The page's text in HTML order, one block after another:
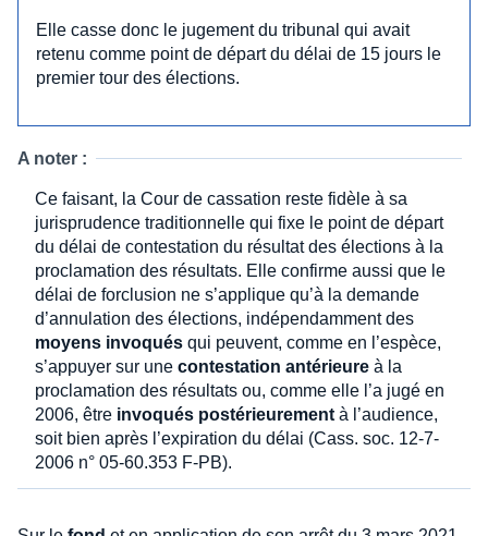
Elle casse donc le jugement du tribunal qui avait
retenu comme point de départ du délai de 15 jours le
premier tour des élections.
A noter :
Ce faisant, la Cour de cassation reste fidèle à sa
jurisprudence traditionnelle qui fixe le point de départ
du délai de contestation du résultat des élections à la
proclamation des résultats. Elle confirme aussi que le
délai de forclusion ne s’applique qu’à la demande
d’annulation des élections, indépendamment des
moyens invoqués qui peuvent, comme en l’espèce,
s’appuyer sur une contestation antérieure à la
proclamation des résultats ou, comme elle l’a jugé en
2006, être invoqués postérieurement à l’audience,
soit bien après l’expiration du délai (Cass. soc. 12-7-
2006 n° 05-60.353 F-PB).